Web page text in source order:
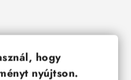
stílusos és tartós
ékszer közül, amelyek
hogy
nyújtson.